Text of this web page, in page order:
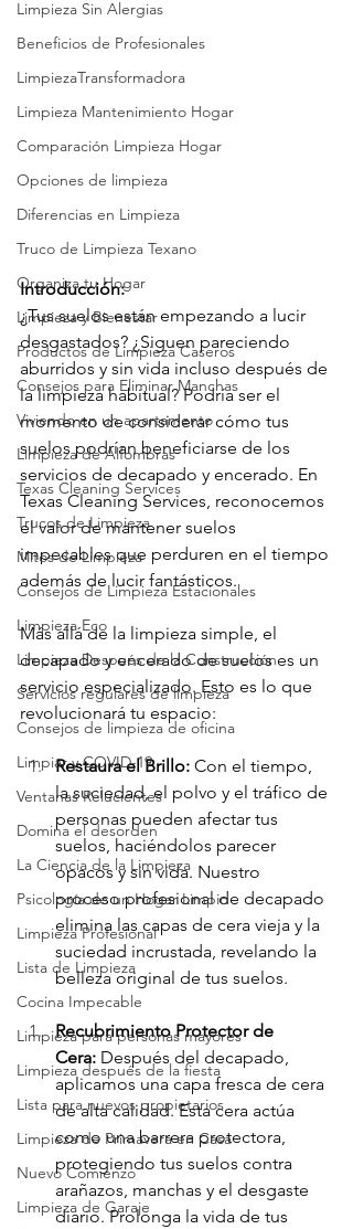
Limpieza Sin Alergias
Beneficios de Profesionales
LimpiezaTransformadora
Limpieza Mantenimiento Hogar
Comparación Limpieza Hogar
Opciones de limpieza
Diferencias en Limpieza
Truco de Limpieza Texano
Organiza tu Hogar
Limpieza y Bienestar
Productos de Limpieza Caseros
Consejos para Eliminar Manchas
Viviendo en un apartamento
Limpieza de Alfombras
Texas Cleaning Services
Trucos de Limpieza
Mitos de Limpieza
Consejos de Limpieza Estacionales
Limpieza Eco
Limpieza Después de la Construcción
Servicios regulares de limpieza
Consejos de limpieza de oficina
Limpiar y COVID-19
Ventanas Relucientes
Domina el desorden
La Ciencia de la Limpieza
Psicología de un Hogar Limpio
Limpieza Profesional
Lista de Limpieza
Cocina Impecable
Limpieza para personas mayores
Limpieza después de la fiesta
Lista para nuevos propietarios
Limpieza de Primavera en Casa
Nuevo Comienzo
Limpieza de Garaje
Introducción:
¿Tus suelos están empezando a lucir
desgastados? ¿Siguen pareciendo
aburridos y sin vida incluso después de
la limpieza habitual? Podría ser el
momento de considerar cómo tus
suelos podrían beneficiarse de los
servicios de decapado y encerado. En
Texas Cleaning Services, reconocemos
el valor de mantener suelos
impecables que perduren en el tiempo
además de lucir fantásticos.
Más allá de la limpieza simple, el
decapado y encerado de suelos es un
servicio especializado. Esto es lo que
revolucionará tu espacio:
Restaura el Brillo: Con el tiempo,
la suciedad, el polvo y el tráfico de
personas pueden afectar tus
suelos, haciéndolos parecer
opacos y sin vida. Nuestro
proceso profesional de decapado
elimina las capas de cera vieja y la
suciedad incrustada, revelando la
belleza original de tus suelos.
Recubrimiento Protector de
Cera: Después del decapado,
aplicamos una capa fresca de cera
de alta calidad. Esta cera actúa
como una barrera protectora,
protegiendo tus suelos contra
arañazos, manchas y el desgaste
diario. Prolonga la vida de tus